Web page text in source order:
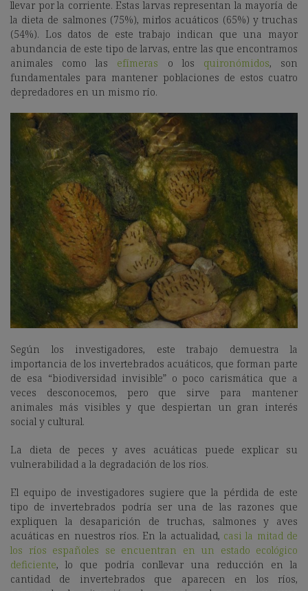
llevar por la corriente. Estas larvas representan la mayoría de
la dieta de salmones (75%), mirlos acuáticos (65%) y truchas
(54%). Los datos de este trabajo indican que una mayor
abundancia de este tipo de larvas, entre las que encontramos
animales como las
efímeras o los quironómidos, son
fundamentales para mantener poblaciones de estos cuatro
depredadores en un mismo río.
Según los investigadores, este trabajo demuestra la
importancia de los invertebrados acuáticos, que forman parte
de esa “biodiversidad invisible” o poco carismática que a
veces desconocemos, pero que sirve para mantener
animales más visibles y que despiertan un gran interés
social y cultural.
La dieta de peces y aves acuáticas puede explicar su
vulnerabilidad a la degradación de los ríos.
El equipo de investigadores sugiere que la pérdida de este
tipo de invertebrados podría ser una de las razones que
expliquen la
desaparición de truchas, salmones y aves
acuáticas en nuestros ríos. En la actualidad, casi la mitad de
los ríos españoles se encuentran en un estado ecológico
deficiente, lo que podría conllevar una reducción en la
cantidad de invertebrados que aparecen en los ríos,